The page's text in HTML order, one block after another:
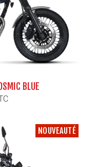
BLUE
NOUVEAUTÉ